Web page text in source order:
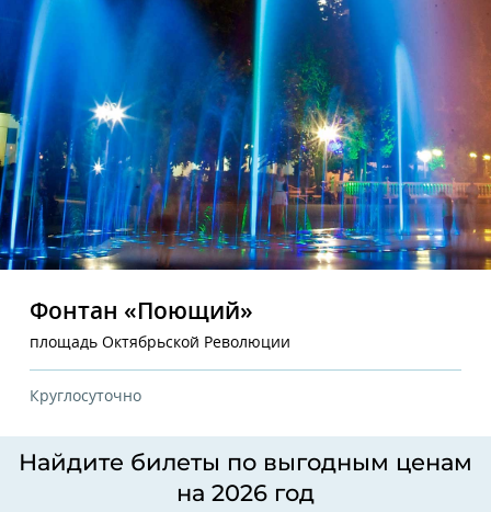
Фонтан «Поющий»
площадь Октябрьской Революции
Круглосуточно
Найдите билеты по выгодным ценам
на 2026 год